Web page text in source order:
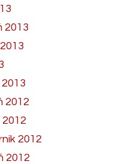
2013
2012
2012
2012